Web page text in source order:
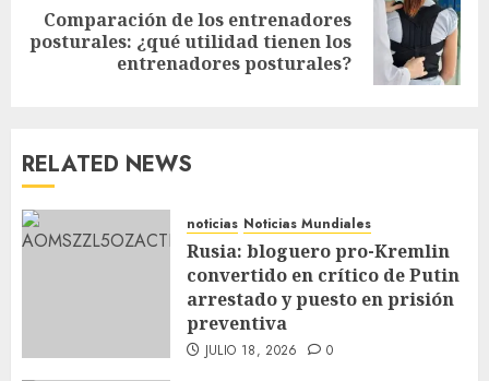
Comparación de los entrenadores
posturales: ¿qué utilidad tienen los
entrenadores posturales?
RELATED NEWS
noticias Noticias Mundiales
Rusia: bloguero pro-Kremlin
convertido en crítico de Putin
arrestado y puesto en prisión
preventiva
JULIO 18, 2026 0